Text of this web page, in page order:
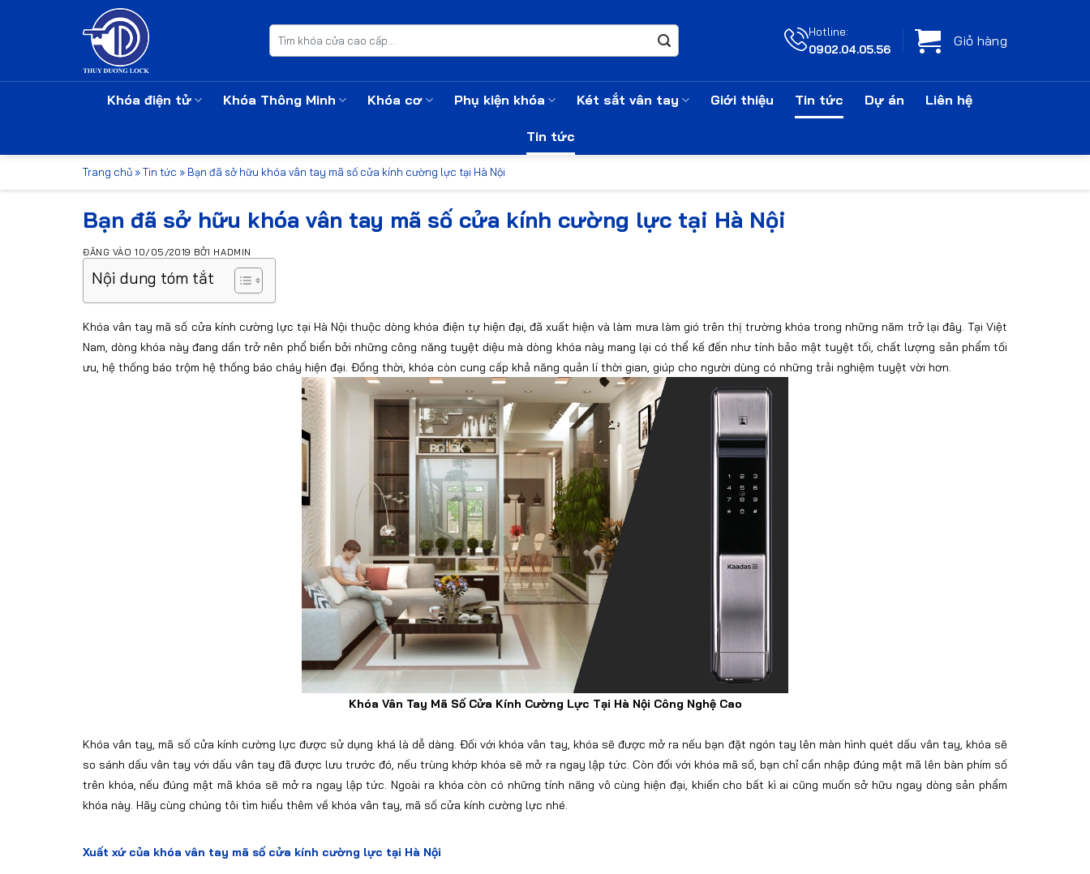
Tìm
kiếm:
Hotline:
0902.04.05.56
Giỏ hàng
Khóa điện tử Khóa Thông Minh Khóa cơ Phụ kiện khóa Két sắt vân tay Giới thiệu Tin tức Dự án Liên hệ
Tin tức
Trang chủ »Tin tức » Bạn đã sở hữu khóa vân tay mã số cửa kính cường lực tại Hà Nội
Bạn đã sở hữu khóa vân tay mã số cửa kính cường lực tại Hà Nội
ĐĂNG VÀO10/05/2019 BỞI HADMIN
Nội dung tóm tắt
Khóa vân tay mã số cửa kính cường lực tại Hà Nội thuộc dòng khóa điện tự hiện đại, đã xuất hiện và làm mưa làm gió trên thị trường khóa trong những năm trở lại đây. Tại Việt
Nam, dòng khóa này đang dần trở nên phổ biển bởi những công năng tuyệt diệu mà dòng khóa này mang lại có thể kế đến như tính bảo mật tuyệt tối, chất lượng sản phẩm tối
ưu, hệ thống báo trộm hệ thống báo cháy hiện đại. Đồng thời, khóa còn cung cấp khả năng quản lí thời gian, giúp cho người dùng có những trải nghiệm tuyệt vời hơn.
Khóa Vân Tay Mã Số Cửa Kính Cường Lực Tại Hà Nội Công Nghệ Cao
Khóa vân tay, mã số cửa kính cường lực được sử dụng khá là dễ dàng. Đối với khóa vân tay, khóa sẽ được mở ra nếu bạn đặt ngón tay lên màn hình quét dấu vân tay, khóa sẽ
so sánh dấu vân tay với dấu vân tay đã được lưu trước đó, nếu trùng khớp khóa sẽ mở ra ngay lập tức. Còn đối với khóa mã số, bạn chỉ cần nhập đúng mật mã lên bàn phím số
trên khóa, nếu đúng mật mã khóa sẽ mở ra ngay lập tức. Ngoài ra khóa còn có những tính năng vô cùng hiện đại, khiến cho bất kì ai cũng muốn sở hữu ngay dòng sản phẩm
khóa này. Hãy cùng chúng tôi tìm hiểu thêm về khóa vân tay, mã số cửa kính cường lực nhé.
Xuất xứ của khóa vân tay mã số cửa kính cường lực tại Hà Nội